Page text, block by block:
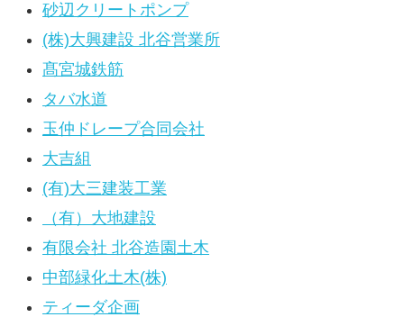
砂辺クリートポンプ
(株)大興建設 北谷営業所
髙宮城鉄筋
タバ水道
玉仲ドレープ合同会社
大吉組
(有)大三建装工業
（有）大地建設
有限会社 北谷造園土木
中部緑化土木(株)
ティーダ企画